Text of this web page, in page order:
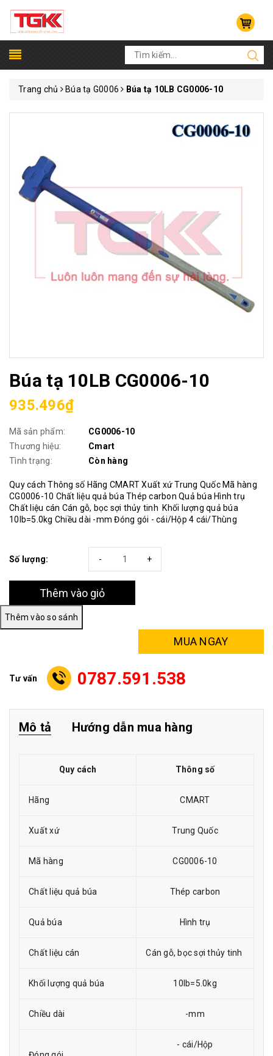
Trang chủ Búa tạ G0006 Búa tạ 10LB CG0006-10
Búa tạ 10LB CG0006-10
935.496₫
Mã sản phẩm:
CG0006-10
Thương hiệu:
Cmart
Tình trạng:
Còn hàng
Quy cách Thông số Hãng CMART Xuất xứ Trung Quốc Mã hàng
CG0006-10 Chất liệu quả búa Thép carbon Quả búa Hình trụ
Chất liệu cán Cán gỗ, bọc sợi thủy tinh Khối lượng quả búa
10lb=5.0kg Chiều dài -mm Đóng gói - cái/Hộp 4 cái/Thùng
Số lượng: +
-
Thêm vào giỏ
MUA NGAY
Tư vấn 0787.591.538
Mô tả Hướng dẫn mua hàng
Quy cách Thông số
Hãng CMART
Xuất xứ Trung Quốc
Mã hàng CG0006-10
Chất liệu quả búa Thép carbon
Quả búa Hình trụ
Chất liệu cán Cán gỗ, bọc sợi thủy tinh
Khối lượng quả búa 10lb=5.0kg
Chiều dài -mm
- cái/Hộp